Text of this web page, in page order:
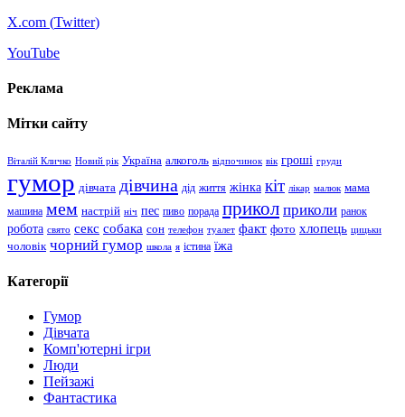
X.com (Twitter)
YouTube
Реклама
Мітки сайту
Віталій Кличко Новий рік Україна алкоголь відпочинок вік гроші груди
гумор дівчата дівчина дід життя жінка кіт лікар малюк мама
машина мем настрій ніч пес пиво порада прикол приколи ранок
робота свято секс собака сон телефон туалет факт фото хлопець цицьки
чоловік чорний гумор школа я істина їжа
Категорії
Гумор
Дівчата
Комп'ютерні ігри
Люди
Пейзажі
Фантастика